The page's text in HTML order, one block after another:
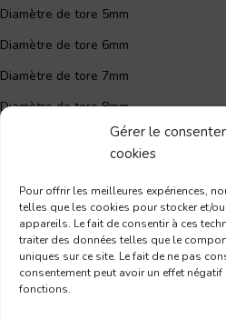
Gérer le
cookies
Pour offrir les meilleures expériences,
telles que les cookies pour stocker et/
appareils. Le fait de consentir à ces
traiter des données telles que le
uniques sur ce site. Le fait de ne pas
consentement peut avoir un effet
fonctions.
Diamètre de tore 5mm
Diamètre de tore 6mm
Diamètre de tore 7mm
Diamètre de tore 8mm
Joint torique 40mm
CADRE LÉGAL
Centre confidentialité